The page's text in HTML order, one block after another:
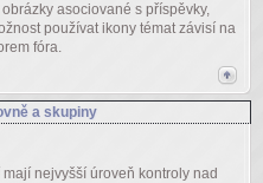
asociované s příspěvky,
používat ikony témat závisí na
fóra.
a skupiny
nejvyšší úroveň kontroly nad